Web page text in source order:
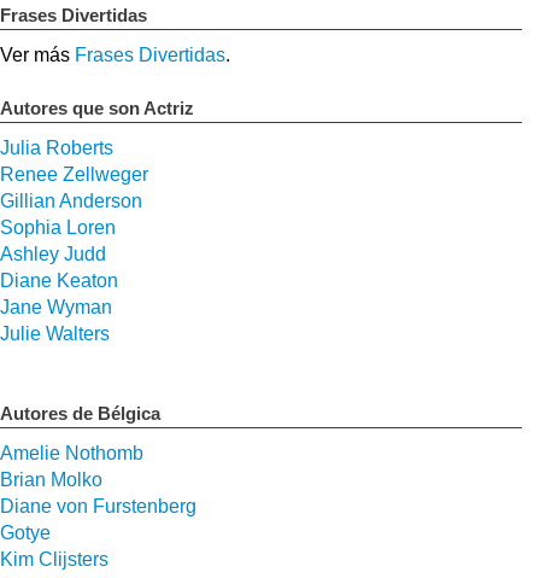
Frases Divertidas
Ver más Frases Divertidas.
Autores que son Actriz
Julia Roberts
Renee Zellweger
Gillian Anderson
Sophia Loren
Ashley Judd
Diane Keaton
Jane Wyman
Julie Walters
Autores de Bélgica
Amelie Nothomb
Brian Molko
Diane von Furstenberg
Gotye
Kim Clijsters